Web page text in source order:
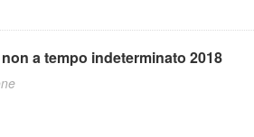
a tempo indeterminato 2018